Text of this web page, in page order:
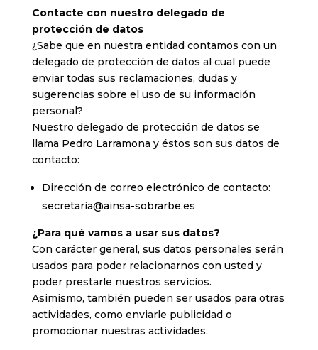
Contacte con nuestro delegado de
protección de datos
¿Sabe que en nuestra entidad contamos con un
delegado de protección de datos al cual puede
enviar todas sus reclamaciones, dudas y
sugerencias sobre el uso de su información
personal?
Nuestro delegado de protección de datos se
llama Pedro Larramona y éstos son sus datos de
contacto:
Dirección de correo electrónico de contacto:
secretaria@ainsa-sobrarbe.es
¿Para qué vamos a usar sus datos?
Con carácter general, sus datos personales serán
usados para poder relacionarnos con usted y
poder prestarle nuestros servicios.
Asimismo, también pueden ser usados para otras
actividades, como enviarle publicidad o
promocionar nuestras actividades.